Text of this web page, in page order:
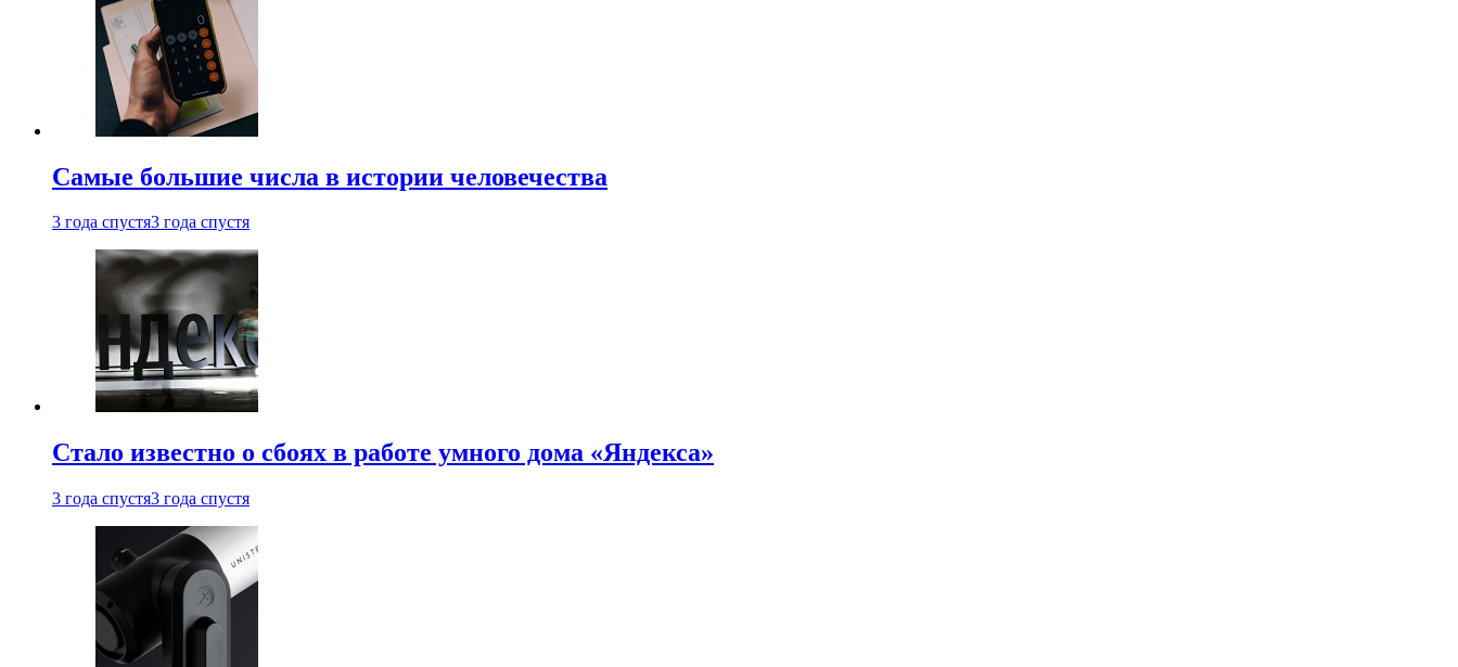
Самые большие числа в истории человечества
3 года спустя3 года спустя
Стало известно о сбоях в работе умного дома «Яндекса»
3 года спустя3 года спустя